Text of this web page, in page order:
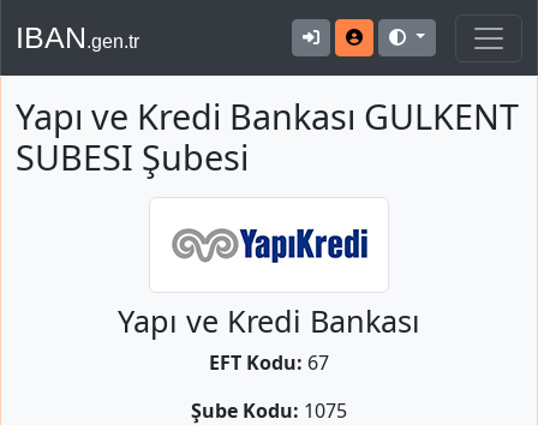
IBAN.gen.tr
Yapı ve Kredi Bankası GULKENT
SUBESI Şubesi
Yapı ve Kredi Bankası
EFT Kodu: 67
Şube Kodu: 1075